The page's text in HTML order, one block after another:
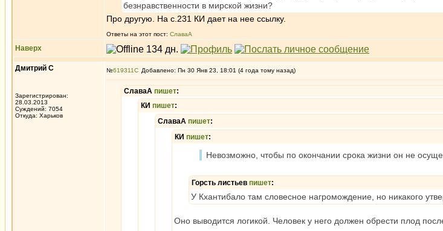
безнравственности в мирской жизни?
Про другую. На с.231 КИ дает на нее ссылку.
Ответы на этот пост: СлаваА
Наверх
Дмитрий С
Зарегистрирован:
28.03.2013
Суждений: 7054
Откуда: Харьков
№619311 Добавлено: Пн 30 Янв 23, 18:01 (4 года тому назад)
СлаваА пишет:
КИ пишет:
СлаваА пишет:
КИ пишет:
Невозможно, чтобы по окончании срока жизни он не
Горсть листьев пишет:
У Кхантибало там словесное нагромождение, но никакого
Оно выводится логикой. Человек у него должен обрести плод